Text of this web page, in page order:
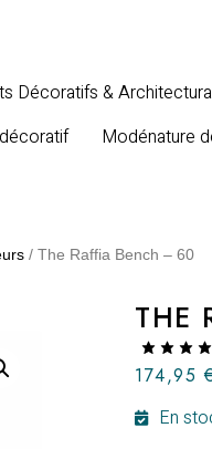
Décoratifs &
Modénature
/ The Raffia Bench – 60
THE
174,95€
En